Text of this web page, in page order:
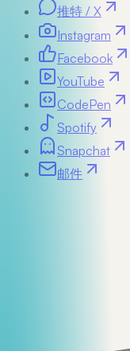
推特 / X
Instagram
Facebook
YouTube
CodePen
Spotify
Snapchat
邮件